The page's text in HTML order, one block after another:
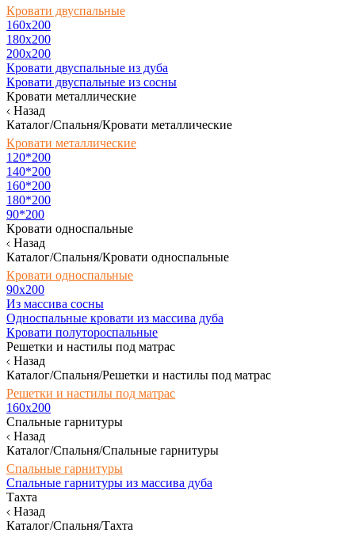
Кровати двуспальные
160х200
180x200
200x200
Кровати двуспальные из дуба
Кровати двуспальные из сосны
Кровати металлические
Назад
Каталог/Спальня/Кровати металлические
Кровати металлические
120*200
140*200
160*200
180*200
90*200
Кровати односпальные
Назад
Каталог/Спальня/Кровати односпальные
Кровати односпальные
90х200
Из массива сосны
Односпальные кровати из массива дуба
Кровати полутороспальные
Решетки и настилы под матрас
Назад
Каталог/Спальня/Решетки и настилы под матрас
Решетки и настилы под матрас
160х200
Спальные гарнитуры
Назад
Каталог/Спальня/Спальные гарнитуры
Спальные гарнитуры
Спальные гарнитуры из массива дуба
Тахта
Назад
Каталог/Спальня/Тахта